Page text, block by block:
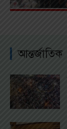
আন্তর্জাতিক